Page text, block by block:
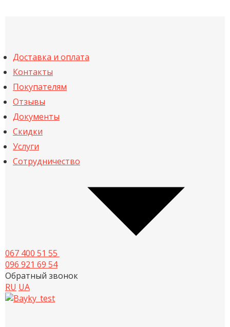
Доставка и оплата
Контакты
Покупателям
Отзывы
Документы
Скидки
Услуги
Сотрудничество
067 400 51 55
096 921 69 54
Обратный звонок
RU UA